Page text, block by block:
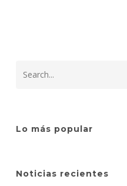
Lo más popular
Noticias recientes